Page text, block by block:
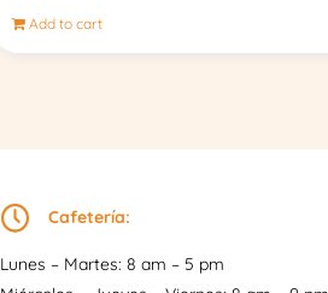
Add to cart
Cafetería:
Lunes – Martes: 8 am – 5 pm